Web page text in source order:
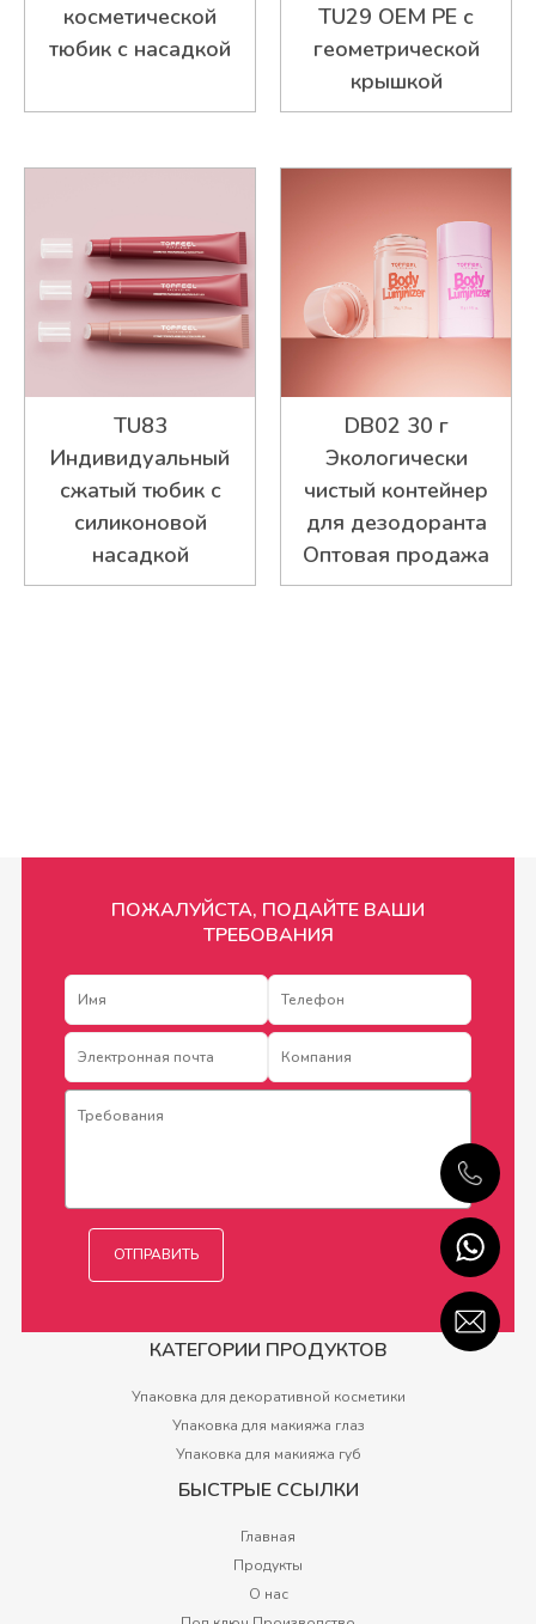
косметической
тюбик с насадкой
TU29 OEM PE с
геометрической
крышкой
TU83
Индивидуальный
сжатый тюбик с
силиконовой
насадкой
DB02 30 г
Экологически
чистый контейнер
для дезодоранта
Оптовая продажа
ПОЖАЛУЙСТА, ПОДАЙТЕ ВАШИ
ТРЕБОВАНИЯ
КАТЕГОРИИ ПРОДУКТОВ
Упаковка для декоративной косметики
Упаковка для макияжа глаз
Упаковка для макияжа губ
БЫСТРЫЕ ССЫЛКИ
Главная
Продукты
О нас